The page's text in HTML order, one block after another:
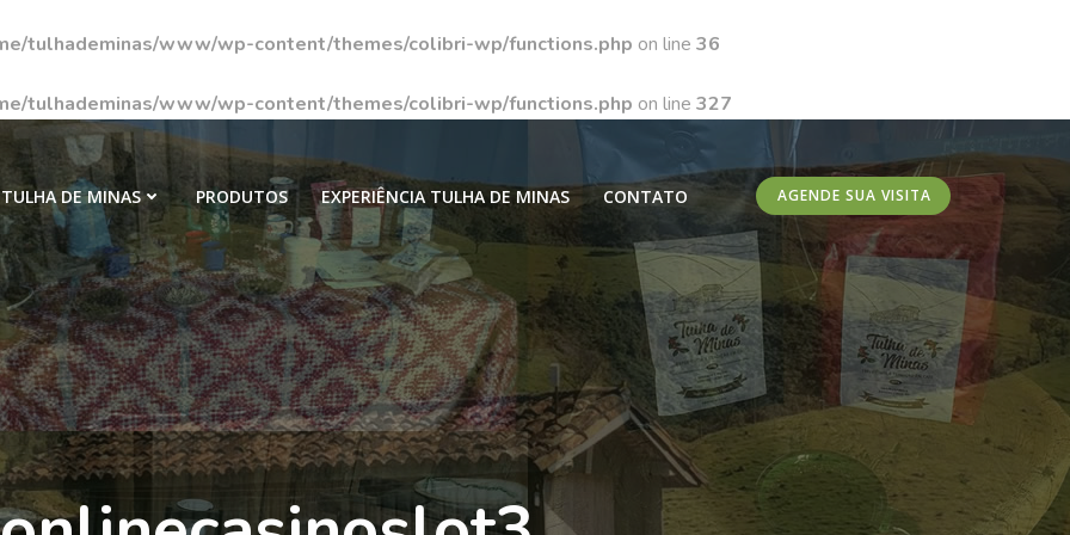
tulhademinas/www/wp-content/themes/colibri-wp/functions.php on line 36
tulhademinas/www/wp-content/themes/colibri-wp/functions.php on line 327
TULHA DE MINAS PRODUTOS EXPERIÊNCIA TULHA DE MINAS CONTATO AGENDE SUA VISITA